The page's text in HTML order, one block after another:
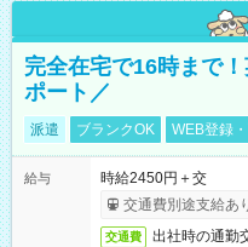
完全在宅で16時まで
ポート／
派遣 ブランクOK WEB登録
給与
時給2450円＋交
交通費別途支給あ
交通費 出社時の通勤